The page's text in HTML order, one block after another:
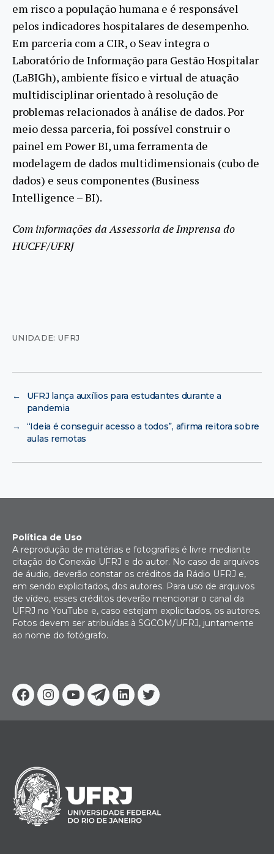
em risco a população humana e é responsável
pelos indicadores hospitalares de desempenho.
Em parceria com a CIR, o Seav integra o
Laboratório de Informação para Gestão Hospitalar
(LaBIGh), ambiente físico e virtual de atuação
multidisciplinar orientado à resolução de
problemas relacionados à análise de dados. Por
meio dessa parceria, foi possível construir o
painel em Power BI, uma ferramenta de
modelagem de dados multidimensionais (cubo de
dados) e seus componentes (Business
Intelligence – BI).
Com informações da Assessoria de Imprensa do
HUCFF/UFRJ
UNIDADE: UFRJ
←
UFRJ lança auxílios para estudantes durante a
pandemia
→
“Ideia é conseguir acesso a todos”, afirma reitora sobre
aulas remotas
Facebook
Instagram
YoutubeTelegram
Linkedin
Twitter
Política de Uso
A reprodução de matérias e fotografias é livre mediante
citação do Conexão UFRJ e do autor. No caso de arquivos
de áudio, deverão constar os créditos da Rádio UFRJ e,
em sendo explicitados, dos autores. Para uso de arquivos
de vídeo, esses créditos deverão mencionar o canal da
UFRJ no YouTube e, caso estejam explicitados, os autores.
Fotos devem ser atribuídas à SGCOM/UFRJ, juntamente
ao nome do fotógrafo.